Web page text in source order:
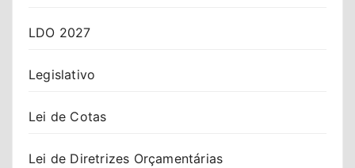
LDO 2027
Legislativo
Lei de Cotas
Lei de Diretrizes Orçamentárias